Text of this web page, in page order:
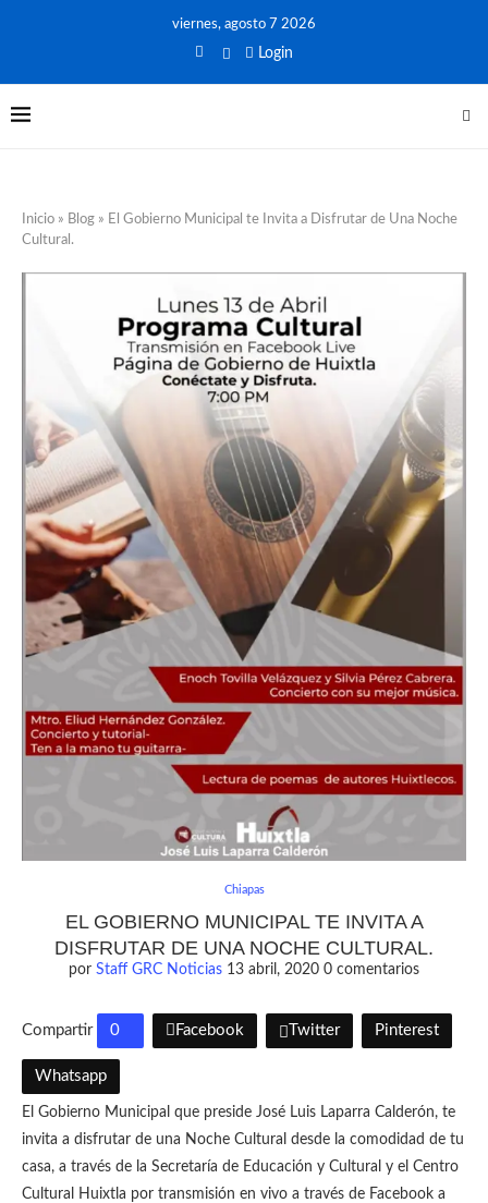
viernes, agosto 7 2026
Login
Inicio » Blog » El Gobierno Municipal te Invita a Disfrutar de Una Noche
Cultural.
Chiapas
EL GOBIERNO MUNICIPAL TE INVITA A
DISFRUTAR DE UNA NOCHE CULTURAL.
por Staff GRC Noticias 13 abril, 2020 0 comentarios
Compartir 0 Facebook Twitter Pinterest
Whatsapp
El Gobierno Municipal que preside José Luis Laparra Calderón, te
invita a disfrutar de una Noche Cultural desde la comodidad de tu
casa, a través de la Secretaría de Educación y Cultural y el Centro
Cultural Huixtla por transmisión en vivo a través de Facebook a